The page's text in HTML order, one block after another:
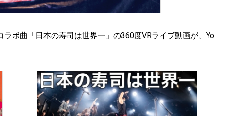
ボ曲「日本の寿司は世界一」の360度VRライブ動画が、Yo